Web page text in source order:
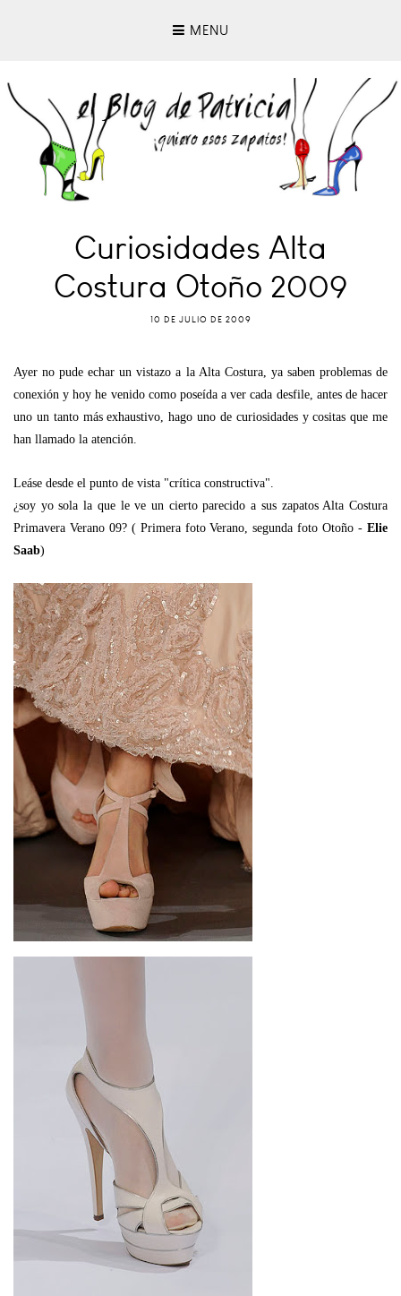
MENU
Curiosidades Alta
Costura Otoño 2009
10 DE JULIO DE 2009
Ayer no pude echar un vistazo a la Alta Costura, ya saben problemas de
conexión y hoy he venido como poseída a ver cada desfile, antes de hacer
uno un tanto más exhaustivo, hago uno de curiosidades y cositas que me
han llamado la atención.
Leáse desde el punto de vista "crítica constructiva".
¿soy yo sola la que le ve un cierto parecido a sus zapatos Alta Costura
Primavera Verano 09? ( Primera foto Verano, segunda foto Otoño - Elie
Saab)